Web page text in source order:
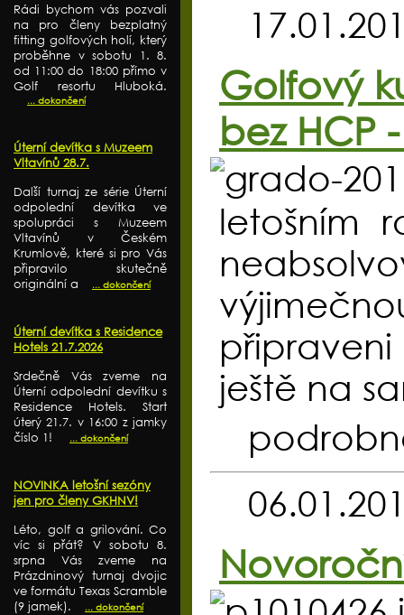
Rádi bychom vás pozvali
na pro členy bezplatný
fitting golfových holí, který
proběhne v sobotu 1. 8.
od 11:00 do 18:00 přímo v
Golf resortu Hluboká.
... dokončení
Úterní devítka s Muzeem
Vltavínů 28.7.
Další turnaj ze série Úterní
odpolední devítka ve
spolupráci s Muzeem
Vltavínů v Českém
Krumlově, které si pro Vás
připravilo skutečně
originální a
... dokončení
Úterní devítka s Residence
Hotels 21.7.2026
Srdečně Vás zveme na
Úterní odpolední devítku s
Residence Hotels. Start
úterý 21.7. v 16:00 z jamky
číslo 1!
... dokončení
NOVINKA letošní sezóny
jen pro členy GKHNV!
Léto, golf a grilování. Co
víc si přát? V sobotu 8.
srpna Vás zveme na
Prázdninový turnaj dvojic
ve formátu Texas Scramble
(9 jamek).
... dokončení
Golfový
bez HCP
letošním
ještě na